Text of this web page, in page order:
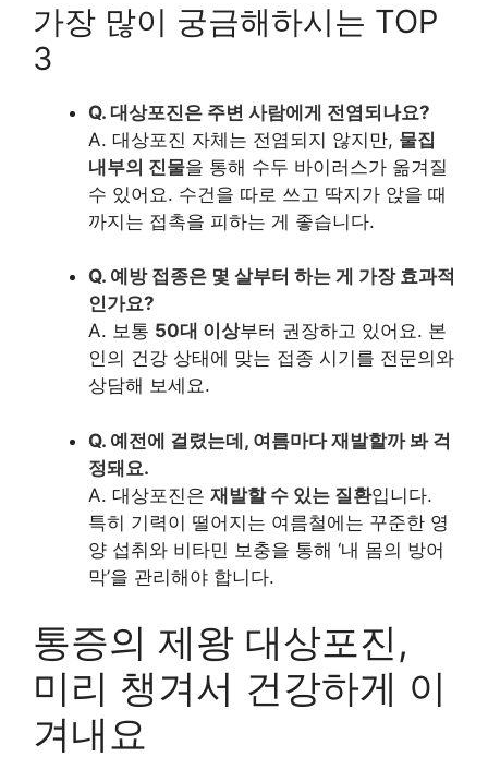
가장 많이 궁금해하시는 TOP
3
Q. 대상포진은 주변 사람에게 전염되나요?
A. 대상포진 자체는 전염되지 않지만, 물집
내부의 진물을 통해 수두 바이러스가 옮겨질
수 있어요. 수건을 따로 쓰고 딱지가 앉을 때
까지는 접촉을 피하는 게 좋습니다.
Q. 예방 접종은 몇 살부터 하는 게 가장 효과적
인가요?
A. 보통 50대 이상부터 권장하고 있어요. 본
인의 건강 상태에 맞는 접종 시기를 전문의와
상담해 보세요.
Q. 예전에 걸렸는데, 여름마다 재발할까 봐 걱
정돼요.
A. 대상포진은 재발할 수 있는 질환입니다.
특히 기력이 떨어지는 여름철에는 꾸준한 영
양 섭취와 비타민 보충을 통해 ‘내 몸의 방어
막’을 관리해야 합니다.
통증의 제왕 대상포진,
미리 챙겨서 건강하게 이
겨내요